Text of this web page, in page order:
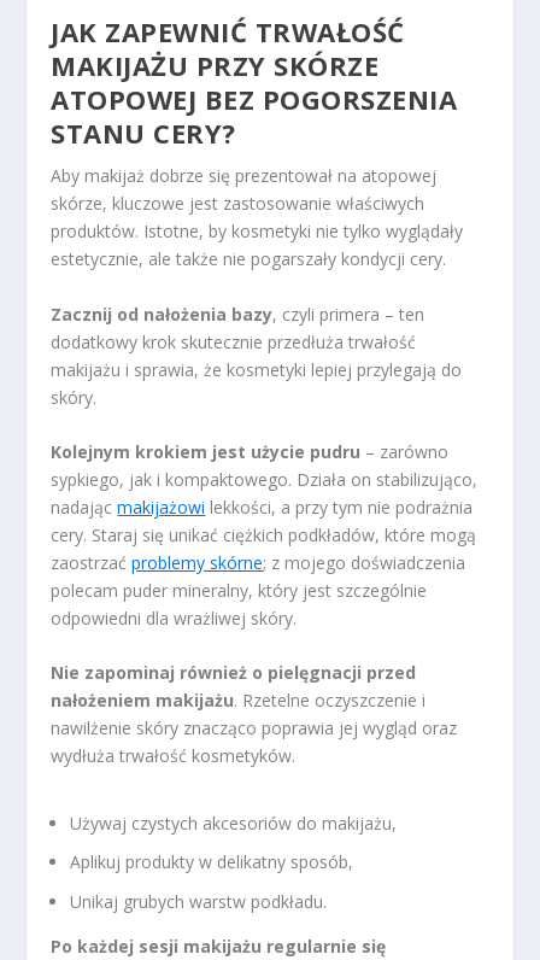
JAK ZAPEWNIĆ TRWAŁOŚĆ
MAKIJAŻU PRZY SKÓRZE
ATOPOWEJ BEZ POGORSZENIA
STANU CERY?
Aby makijaż dobrze się prezentował na atopowej
skórze, kluczowe jest zastosowanie właściwych
produktów. Istotne, by kosmetyki nie tylko wyglądały
estetycznie, ale także nie pogarszały kondycji cery.
Zacznij od nałożenia bazy, czyli primera – ten
dodatkowy krok skutecznie przedłuża trwałość
makijażu i sprawia, że kosmetyki lepiej przylegają do
skóry.
Kolejnym krokiem jest użycie pudru – zarówno
sypkiego, jak i kompaktowego. Działa on stabilizująco,
nadającmakijażowi lekkości, a przy tym nie podrażnia
cery. Staraj się unikać ciężkich podkładów, które mogą
zaostrzaćproblemy skórne; z mojego doświadczenia
polecam puder mineralny, który jest szczególnie
odpowiedni dla wrażliwej skóry.
Nie zapominaj również o pielęgnacji przed
nałożeniem makijażu. Rzetelne oczyszczenie i
nawilżenie skóry znacząco poprawia jej wygląd oraz
wydłuża trwałość kosmetyków.
Używaj czystych akcesoriów do makijażu,
Aplikuj produkty w delikatny sposób,
Unikaj grubych warstw podkładu.
Po każdej sesji makijażu regularnie się